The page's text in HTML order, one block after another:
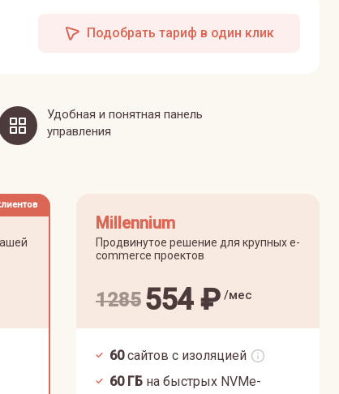
Подобрать тариф в один клик
Удобная и понятная панель
управления
Millennium
Продвинутое решение для крупных e-
commerce проектов
1285 554₽ /мес
60 сайтов с изоляцией
60ГБ на быстрых NVMe-